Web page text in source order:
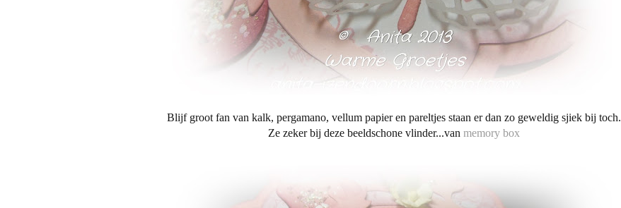
Blijf groot fan van kalk, pergamano, vellum papier en pareltjes staan er dan zo geweldig sjiek bij toch.
Ze zeker bij deze beeldschone vlinder...van memory box